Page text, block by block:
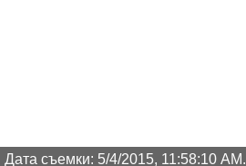
Дата съемки: 5/4/2015, 11:58:10 AM.